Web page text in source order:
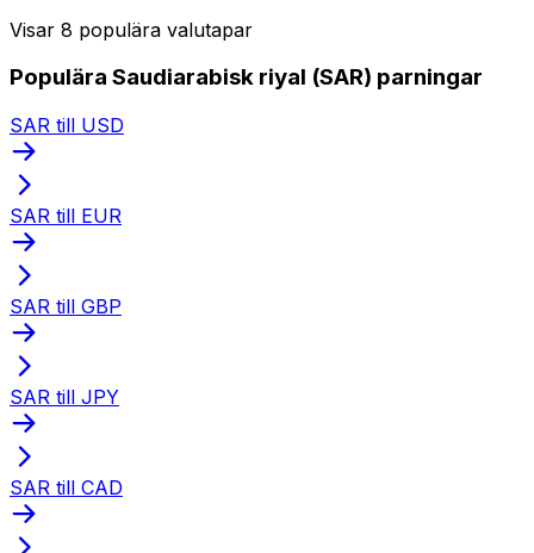
Visar 8 populära valutapar
Populära Saudiarabisk riyal (SAR) parningar
SAR till USD
SAR till EUR
SAR till GBP
SAR till JPY
SAR till CAD